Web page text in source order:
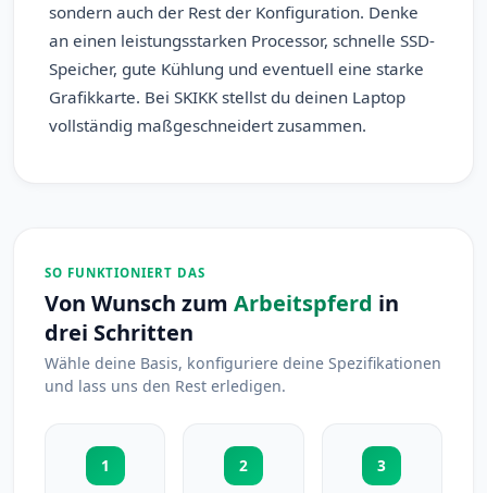
sondern auch der Rest der Konfiguration. Denke
an einen leistungsstarken Processor, schnelle SSD-
Speicher, gute Kühlung und eventuell eine starke
Grafikkarte. Bei SKIKK stellst du deinen Laptop
vollständig maßgeschneidert zusammen.
SO FUNKTIONIERT DAS
Von Wunsch zum Arbeitspferd in
drei Schritten
Wähle deine Basis, konfiguriere deine Spezifikationen
und lass uns den Rest erledigen.
1
2
3